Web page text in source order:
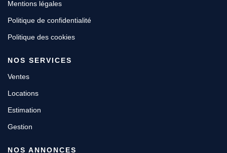
Mentions légales
Politique de confidentialité
Politique des cookies
NOS SERVICES
Ventes
Locations
Estimation
Gestion
NOS ANNONCES